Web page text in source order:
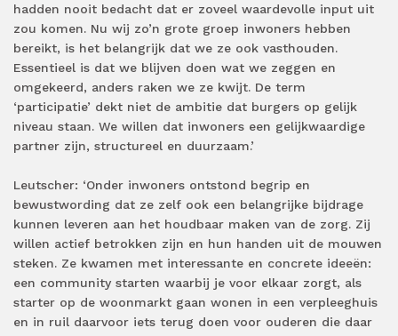
hadden nooit bedacht dat er zoveel waardevolle input uit
zou komen. Nu wij zo’n grote groep inwoners hebben
bereikt, is het belangrijk dat we ze ook vasthouden.
Essentieel is dat we blijven doen wat we zeggen en
omgekeerd, anders raken we ze kwijt. De term
‘participatie’ dekt niet de ambitie dat burgers op gelijk
niveau staan. We willen dat inwoners een gelijkwaardige
partner zijn, structureel en duurzaam.’
Leutscher: ‘Onder inwoners ontstond begrip en
bewustwording dat ze zelf ook een belangrijke bijdrage
kunnen leveren aan het houdbaar maken van de zorg. Zij
willen actief betrokken zijn en hun handen uit de mouwen
steken. Ze kwamen met interessante en concrete ideeën:
een community starten waarbij je voor elkaar zorgt, als
starter op de woonmarkt gaan wonen in een verpleeghuis
en in ruil daarvoor iets terug doen voor ouderen die daar